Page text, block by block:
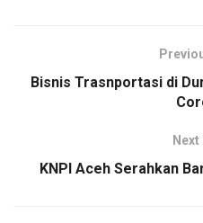
Bisnis Trasnportasi di
Next
KNPI Aceh Serahkan